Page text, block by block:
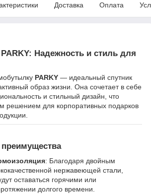
Доставка Оплата
Надежность и стиль для
PARKY — идеальный спутник
образ жизни. Она сочетает в себе
и стильный дизайн, что
решением для корпоративных подарков
: Благодаря двойным
нержавеющей стали,
оставаться горячими или
долгого времени.